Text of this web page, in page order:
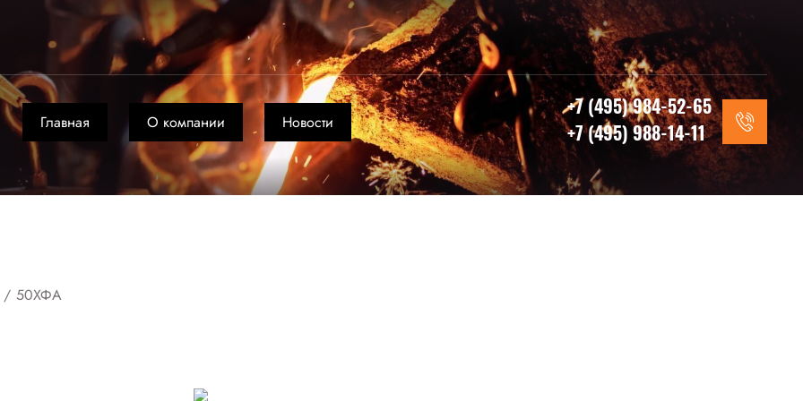
Главная О компании Новости ...
+7 (495) 984-52-65
+7 (495) 988-14-11
/ 50ХФА